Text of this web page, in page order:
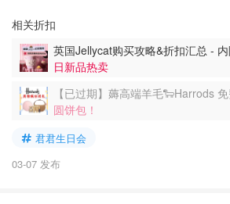
相关折扣
英国Jellycat购买攻略&折扣汇总 -
日新品热卖
【已过期】薅高端羊毛🐑Harrods
圆饼包！
君君生日会
03-07 发布